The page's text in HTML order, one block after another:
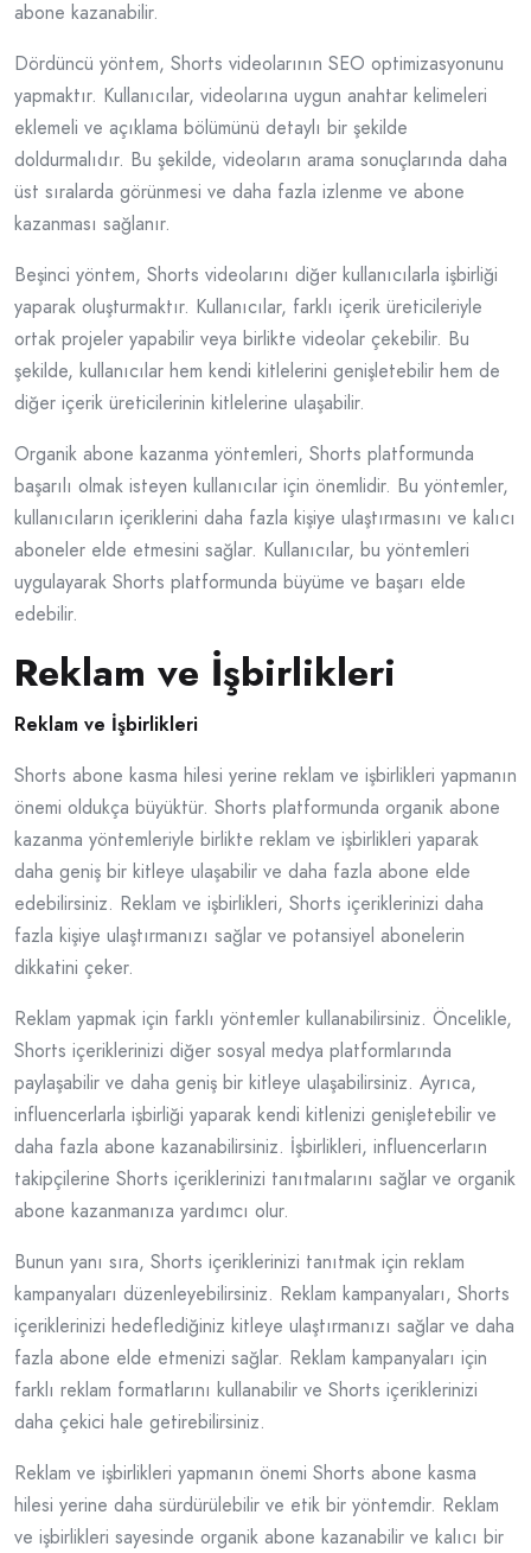
abone kazanabilir.
Dördüncü yöntem, Shorts videolarının SEO optimizasyonunu
yapmaktır. Kullanıcılar, videolarına uygun anahtar kelimeleri
eklemeli ve açıklama bölümünü detaylı bir şekilde
doldurmalıdır. Bu şekilde, videoların arama sonuçlarında daha
üst sıralarda görünmesi ve daha fazla izlenme ve abone
kazanması sağlanır.
Beşinci yöntem, Shorts videolarını diğer kullanıcılarla işbirliği
yaparak oluşturmaktır. Kullanıcılar, farklı içerik üreticileriyle
ortak projeler yapabilir veya birlikte videolar çekebilir. Bu
şekilde, kullanıcılar hem kendi kitlelerini genişletebilir hem de
diğer içerik üreticilerinin kitlelerine ulaşabilir.
Organik abone kazanma yöntemleri, Shorts platformunda
başarılı olmak isteyen kullanıcılar için önemlidir. Bu yöntemler,
kullanıcıların içeriklerini daha fazla kişiye ulaştırmasını ve kalıcı
aboneler elde etmesini sağlar. Kullanıcılar, bu yöntemleri
uygulayarak Shorts platformunda büyüme ve başarı elde
edebilir.
Reklam ve İşbirlikleri
Reklam ve İşbirlikleri
Shorts abone kasma hilesi yerine reklam ve işbirlikleri yapmanın
önemi oldukça büyüktür. Shorts platformunda organik abone
kazanma yöntemleriyle birlikte reklam ve işbirlikleri yaparak
daha geniş bir kitleye ulaşabilir ve daha fazla abone elde
edebilirsiniz. Reklam ve işbirlikleri, Shorts içeriklerinizi daha
fazla kişiye ulaştırmanızı sağlar ve potansiyel abonelerin
dikkatini çeker.
Reklam yapmak için farklı yöntemler kullanabilirsiniz. Öncelikle,
Shorts içeriklerinizi diğer sosyal medya platformlarında
paylaşabilir ve daha geniş bir kitleye ulaşabilirsiniz. Ayrıca,
influencerlarla işbirliği yaparak kendi kitlenizi genişletebilir ve
daha fazla abone kazanabilirsiniz. İşbirlikleri, influencerların
takipçilerine Shorts içeriklerinizi tanıtmalarını sağlar ve organik
abone kazanmanıza yardımcı olur.
Bunun yanı sıra, Shorts içeriklerinizi tanıtmak için reklam
kampanyaları düzenleyebilirsiniz. Reklam kampanyaları, Shorts
içeriklerinizi hedeflediğiniz kitleye ulaştırmanızı sağlar ve daha
fazla abone elde etmenizi sağlar. Reklam kampanyaları için
farklı reklam formatlarını kullanabilir ve Shorts içeriklerinizi
daha çekici hale getirebilirsiniz.
Reklam ve işbirlikleri yapmanın önemi Shorts abone kasma
hilesi yerine daha sürdürülebilir ve etik bir yöntemdir. Reklam
ve işbirlikleri sayesinde organik abone kazanabilir ve kalıcı bir